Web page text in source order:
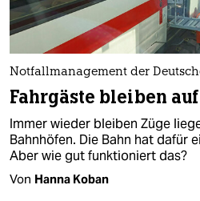
genossenschaft
epaper login
Notfallmanagement der
Fahrgäste bleiben
Immer wieder bleiben Züge
Bahnhöfen. Die Bahn hat dafür
Aber wie gut funktioniert das?
Von Hanna Koban